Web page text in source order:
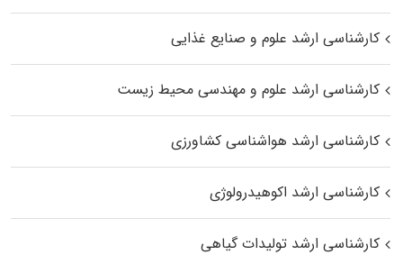
کارشناسی ارشد علوم و صنایع غذایی
کارشناسی ارشد علوم و مهندسی محیط زیست
کارشناسی ارشد هواشناسی کشاورزی
کارشناسی ارشد اکوهیدرولوژی
کارشناسی ارشد تولیدات گیاهی